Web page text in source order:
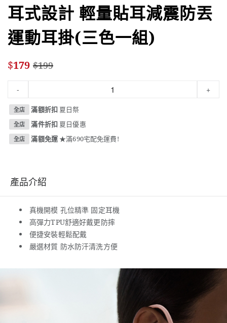
耳式設計 輕量貼耳減震防丟
運動耳掛(三色一組)
$179 $199
- +
全店 滿額折扣 夏日祭
全店 滿件折扣 夏日優惠
全店 滿額免運 ★滿690宅配免運費!
產品介紹
真機開模 孔位精準 固定耳機
高彈力TPU舒適好戴更防摔
便捷安裝輕鬆配戴
嚴選材質 防水防汗清洗方便